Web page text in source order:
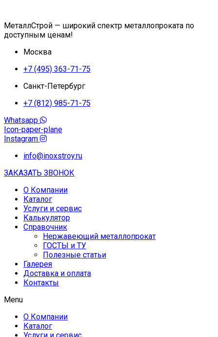
МеталлСтрой — широкий спектр металлопроката по
доступным ценам!
Москва
+7 (495) 363-71-75
Санкт-Петербург
+7 (812) 985-71-75
Whatsapp
Icon-paper-plane
Instagram
info@inoxstroy.ru
ЗАКАЗАТЬ ЗВОНОК
О Компании
Каталог
Услуги и сервис
Калькулятор
Справочник
Нержавеющий металлопрокат
ГОСТЫ и ТУ
Полезные статьи
Галерея
Доставка и оплата
Контакты
Menu
О Компании
Каталог